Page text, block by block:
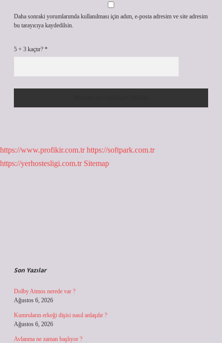
Daha sonraki yorumlarımda kullanılması için adım, e-posta adresim ve site adresim
bu tarayıcıya kaydedilsin.
5 + 3 kaçtır? *
https://www.profikir.com.tr https://softpark.com.tr
https://yerhostesligi.com.tr Sitemap
Son Yazılar
Dolby Atmos nerede var ?
Ağustos 6, 2026
Kumruların erkeği dişisi nasıl anlaşılır ?
Ağustos 6, 2026
Avlanma ne zaman başlıyor ?